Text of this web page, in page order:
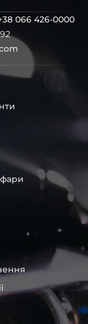
066 426-0000
фари